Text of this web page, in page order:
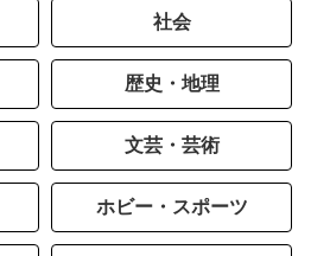
社会
歴史・地理
文芸・芸術
ホビー・スポーツ